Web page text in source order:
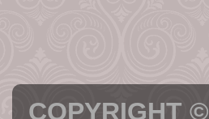
COPYRIGHT ©